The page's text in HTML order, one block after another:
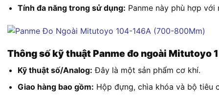
Tính đa năng trong sử dụng: Panme này phù hợp
Thông số kỹ thuật Panme đo ngoài
Kỹ thuật số/Analog: Đây là một sản phẩm cơ khí.
Giao hàng bao gồm: Hộp đựng, chìa khóa và bộ tiêu